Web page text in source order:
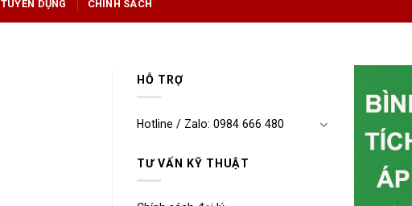
TUYỂN DỤNG CHÍNH SÁCH
HỖ TRỢ
Hotline / Zalo: 0984 666 480
TƯ VẤN KỸ THUẬT